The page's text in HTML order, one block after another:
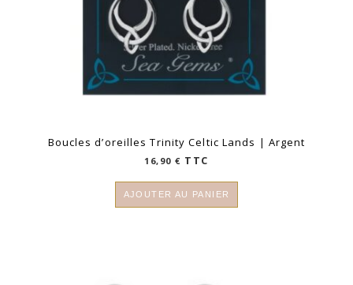
Boucles d’oreilles Trinity Celtic Lands | Argent
16,90€ TTC
AJOUTER AU PANIER